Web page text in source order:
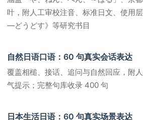
叶，附人工审校注音、标准日文、使用
―どうどす》等研究书目
自然日语口语：60 句真实会话表达
覆盖相槌、接话、追问与自然回应，附
气提示；完整句库收录 400 句
日本生活日语：60 句真实场景表达